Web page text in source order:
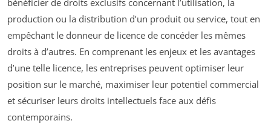
production ou la distribution d’un produit ou service, tout en
empêchant le donneur de licence de concéder les mêmes
droits à d’autres. En comprenant les enjeux et les avantages
d’une telle licence, les entreprises peuvent optimiser leur
position sur le marché, maximiser leur potentiel commercial
et sécuriser leurs droits intellectuels face aux défis
contemporains.